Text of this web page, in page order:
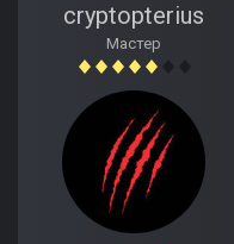
cryptopterius
Мастер